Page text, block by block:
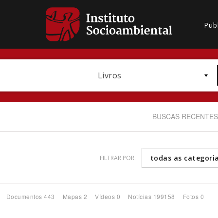
Livros
BUSCAS
FILTRAR POR: todas as
Documentos 443 Mapas 2 Vídeos 0 Notícias 199158 Fotos 0